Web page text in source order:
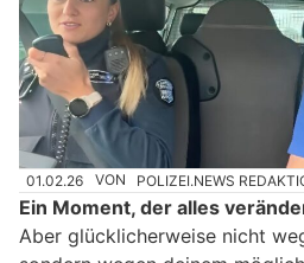
01.02.26 VON POLIZEI.NEWS
Ein Moment, der alles
Aber glücklicherweise nicht